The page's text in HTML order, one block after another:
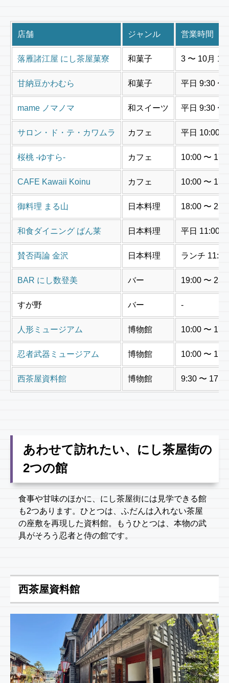
店舗 ジャンル 営業時間
落雁諸江屋 にし茶屋菓寮 和菓子 3 〜 10月
甘納豆かわむら 和菓子 平日 9:30 〜
mame ノマノマ 和スイーツ 平日 9:30 〜
サロン・ド・テ・カワムラ カフェ 平日 10:00
桜桃 -ゆすら- カフェ 10:00 〜
CAFE Kawaii Koinu カフェ 10:00 〜
御料理 まる山 日本料理 18:00 〜
和食ダイニング ばん莱 日本料理 平日 11:00
賛否両論 金沢 日本料理 ランチ
BAR にし数登美 バー 19:00 〜
すが野 バー -
人形ミュージアム 博物館 10:00 〜
忍者武器ミュージアム 博物館 10:00 〜
西茶屋資料館 博物館 9:30 〜 17:00
あわせて訪れたい、にし茶屋街の
2つの館
食事や甘味のほかに、にし茶屋街には見学できる館
も2つあります。ひとつは、ふだんは入れない茶屋
の座敷を再現した資料館。もうひとつは、本物の武
具がそろう忍者と侍の館です。
西茶屋資料館